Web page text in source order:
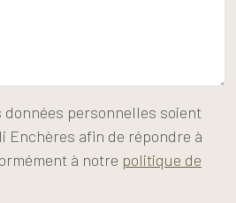
données personnelles soient
Enchères afin de répondre à
à notre politique de